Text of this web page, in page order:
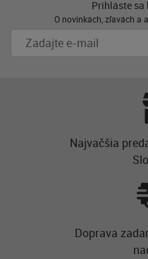
Prihláste sa
O novinkách, zľavách a
Najvačšia
Doprava